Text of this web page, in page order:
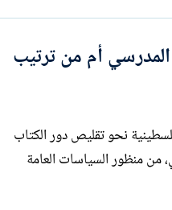
أم من ترتيب
الفلسطينية نحو تقليص دور الكتاب
من منظور السياسات العامة